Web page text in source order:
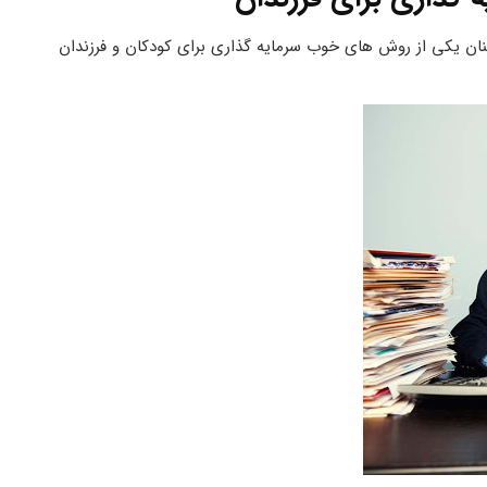
یکی از روش های خوب سرمایه گذاری برای کودکان و فرزندان